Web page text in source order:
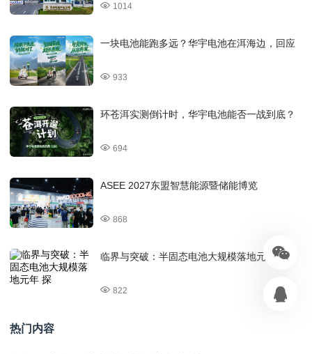
1014
一块电池能跑多远？华宇电池在洱海边，回应
933
环苍洱实测倒计时，华宇电池能否一战到底？
694
ASEE 2027东盟智慧能源暨储能博览
868
临界与突破：半固态电池大规模落地元年 探
822
热门内容